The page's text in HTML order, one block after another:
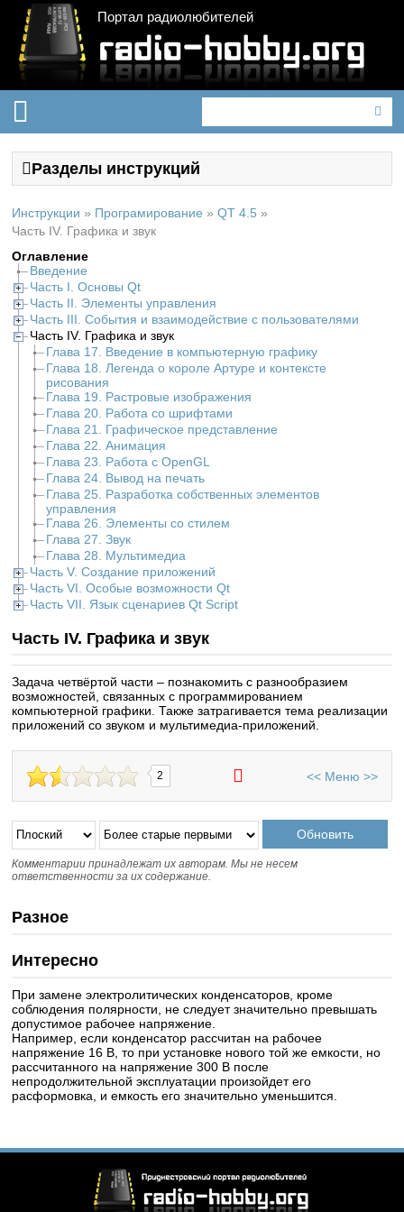
Портал радиолюбителей
Разделы инструкций
Инструкции » Програмирование » QT 4.5 »
Часть IV. Графика и звук
Оглавление
Введение
Часть I. Основы Qt
Часть II. Элементы управления
Часть III. События и взаимодействие с пользователями
Часть IV. Графика и звук
Глава 17. Введение в компьютерную графику
Глава 18. Легенда о короле Артуре и контексте
рисования
Глава 19. Растровые изображения
Глава 20. Работа со шрифтами
Глава 21. Графическое представление
Глава 22. Анимация
Глава 23. Работа с OpenGL
Глава 24. Вывод на печать
Глава 25. Разработка собственных элементов
управления
Глава 26. Элементы со стилем
Глава 27. Звук
Глава 28. Мультимедиа
Часть V. Создание приложений
Часть VI. Особые возможности Qt
Часть VII. Язык сценариев Qt Script
Часть IV. Графика и звук
Задача четвёртой части – познакомить с разнообразием
возможностей, связанных с программированием
компьютерной графики. Также затрагивается тема реализации
приложений со звуком и мультимедиа-приложений.
2 << Меню >>
Комментарии принадлежат их авторам. Мы не несем
ответственности за их содержание.
Разное
Интересно
При замене электролитических конденсаторов, кроме
соблюдения полярности, не следует значительно превышать
допустимое рабочее напряжение.
Например, если конденсатор рассчитан на рабочее
напряжение 16 В, то при установке нового той же емкости, но
рассчитанного на напряжение 300 В после
непродолжительной эксплуатации произойдет его
расформовка, и емкость его значительно уменьшится.